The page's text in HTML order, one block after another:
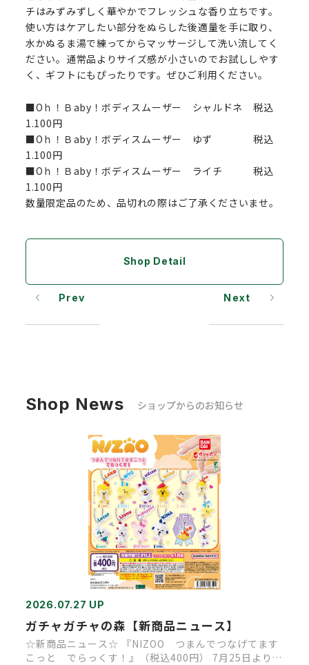
チはみずみずしく華やかでフレッシュな香り立ちです。
使い方はケアしたい部分をぬらした後適量を手に取り、
水かぬるま湯で練ってからマッサージして洗い流してく
ださい。通常品よりサイズ感が小さいのでお試ししやす
く、ギフトにもぴったりです。ぜひご利用ください。
■Oｈ！Ｂaby！ボディスムーザー シャルドネ 税込
1.100円
■Oｈ！Ｂaby！ボディスムーザー ゆず 税込
1.100円
■Oｈ！Ｂaby！ボディスムーザー ライチ 税込
1.100円
数量限定品のため、品切れの際はご了承くださいませ。
Shop Detail
Prev Next
Shop News ショップからのお知らせ
2026.07.27 UP
ガチャガチャの森【新商品ニュース】
☆新商品ニュース☆ 『NIZOO つまんでつなげてます
こっと でらっくす！』（税込400円） 7月25日より順